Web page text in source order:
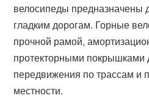
велосипеды предназначены
гладким дорогам. Горные
прочной рамой,
протекторными покрышками
передвижения по трассам и
местности.